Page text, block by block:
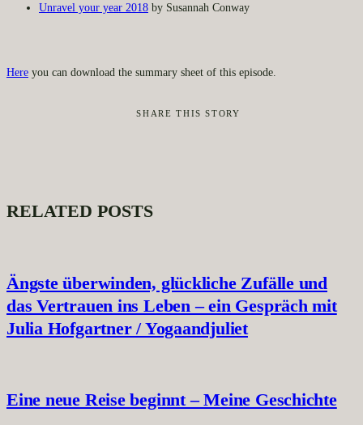
Unravel your year 2018 by Susannah Conway
Here you can download the summary sheet of this episode.
SHARE THIS STORY
RELATED POSTS
Ängste überwinden, glückliche Zufälle und
das Vertrauen ins Leben – ein Gespräch mit
Julia Hofgartner / Yogaandjuliet
Eine neue Reise beginnt – Meine Geschichte